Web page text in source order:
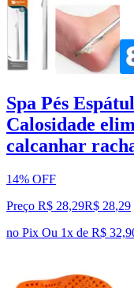
Spa Pés
Calosidade
calcanhar
14% OFF
Preço R$ 28,29R$ 28,29
no Pix Ou 1x de R$